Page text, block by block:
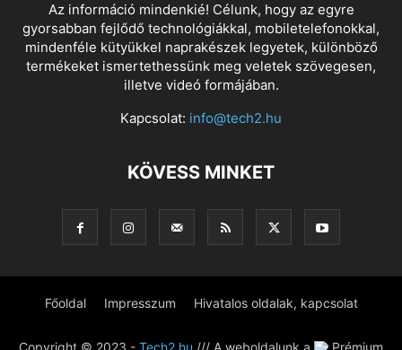
Az információ mindenkié! Célunk, hogy az egyre
gyorsabban fejlődő technológiákkal, mobiletelefonokkal,
mindenféle kütyükkel naprakészek legyetek, különböző
termékeket ismertethessünk meg veletek szövegesen,
illetve videó formájában.
Kapcsolat: info@tech2.hu
KÖVESS MINKET
Főoldal Impresszum Hivatalos oldalak, kapcsolat